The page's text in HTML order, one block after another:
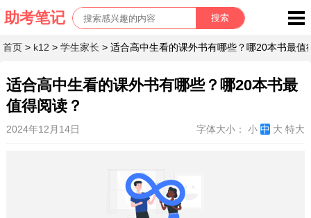
首页 > k12 >学生家长 > 适合高中生看的课外书有哪些？哪20本书最值
适合高中生看的课外书有哪些？哪20本书最
值得阅读？
2024年12月14日 字体大小：小 中 大 特大